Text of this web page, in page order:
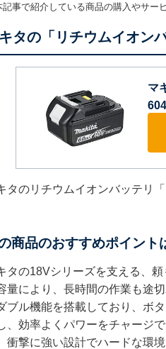
事で紹介している商品の購入やサー
タの「リチウムイオン
マ
タのリチウムイオンバッテリ
商品のおすすめポイント
タの18Vシリーズを支える、
量により、長時間の作業も途
ブル機能を搭載しており、ボ
、効率よくパワーをチャージ
衝撃に強い設計でハードな環